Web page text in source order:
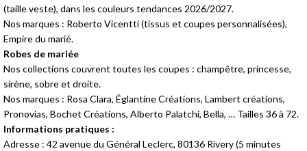
(taille veste), dans les couleurs tendances 2026/2027.
Nos marques : Roberto Vicentti (tissus et coupes personnalisées),
Empire du marié.
Robes de mariée
Nos collections couvrent toutes les coupes : champêtre, princesse,
sirène, sobre et droite.
Nos marques : Rosa Clara, Églantine Créations, Lambert créations,
Pronovias, Bochet Créations, Alberto Palatchi, Bella, … Tailles 36 à 72.
Informations pratiques :
Adresse : 42 avenue du Général Leclerc, 80136 Rivery (5 minutes